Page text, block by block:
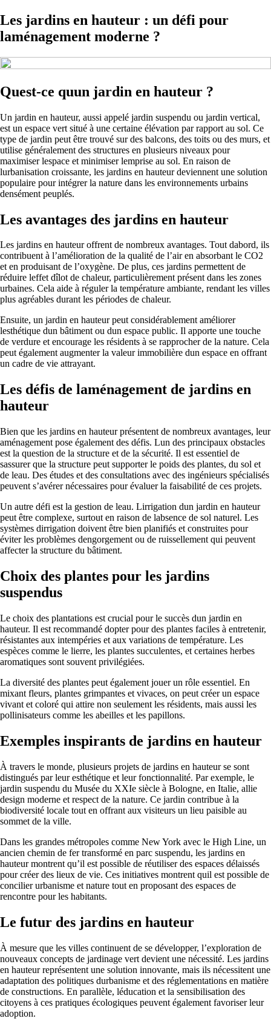
Les jardins en hauteur : un défi pour
laménagement moderne ?
Quest-ce quun jardin en hauteur ?
Un jardin en hauteur, aussi appelé jardin suspendu ou jardin vertical,
est un espace vert situé à une certaine élévation par rapport au sol. Ce
type de jardin peut être trouvé sur des balcons, des toits ou des murs, et
utilise généralement des structures en plusieurs niveaux pour
maximiser lespace et minimiser lemprise au sol. En raison de
lurbanisation croissante, les jardins en hauteur deviennent une solution
populaire pour intégrer la nature dans les environnements urbains
densément peuplés.
Les avantages des jardins en hauteur
Les jardins en hauteur offrent de nombreux avantages. Tout dabord, ils
contribuent à l’amélioration de la qualité de l’air en absorbant le CO2
et en produisant de l’oxygène. De plus, ces jardins permettent de
réduire leffet dîlot de chaleur, particulièrement présent dans les zones
urbaines. Cela aide à réguler la température ambiante, rendant les villes
plus agréables durant les périodes de chaleur.
Ensuite, un jardin en hauteur peut considérablement améliorer
lesthétique dun bâtiment ou dun espace public. Il apporte une touche
de verdure et encourage les résidents à se rapprocher de la nature. Cela
peut également augmenter la valeur immobilière dun espace en offrant
un cadre de vie attrayant.
Les défis de laménagement de jardins en
hauteur
Bien que les jardins en hauteur présentent de nombreux avantages, leur
aménagement pose également des défis. Lun des principaux obstacles
est la question de la structure et de la sécurité. Il est essentiel de
sassurer que la structure peut supporter le poids des plantes, du sol et
de leau. Des études et des consultations avec des ingénieurs spécialisés
peuvent s’avérer nécessaires pour évaluer la faisabilité de ces projets.
Un autre défi est la gestion de leau. Lirrigation dun jardin en hauteur
peut être complexe, surtout en raison de labsence de sol naturel. Les
systèmes dirrigation doivent être bien planifiés et construites pour
éviter les problèmes dengorgement ou de ruissellement qui peuvent
affecter la structure du bâtiment.
Choix des plantes pour les jardins
suspendus
Le choix des plantations est crucial pour le succès dun jardin en
hauteur. Il est recommandé dopter pour des plantes faciles à entretenir,
résistantes aux intempéries et aux variations de température. Les
espèces comme le lierre, les plantes succulentes, et certaines herbes
aromatiques sont souvent privilégiées.
La diversité des plantes peut également jouer un rôle essentiel. En
mixant fleurs, plantes grimpantes et vivaces, on peut créer un espace
vivant et coloré qui attire non seulement les résidents, mais aussi les
pollinisateurs comme les abeilles et les papillons.
Exemples inspirants de jardins en hauteur
À travers le monde, plusieurs projets de jardins en hauteur se sont
distingués par leur esthétique et leur fonctionnalité. Par exemple, le
jardin suspendu du Musée du XXIe siècle à Bologne, en Italie, allie
design moderne et respect de la nature. Ce jardin contribue à la
biodiversité locale tout en offrant aux visiteurs un lieu paisible au
sommet de la ville.
Dans les grandes métropoles comme New York avec le High Line, un
ancien chemin de fer transformé en parc suspendu, les jardins en
hauteur montrent qu’il est possible de réutiliser des espaces délaissés
pour créer des lieux de vie. Ces initiatives montrent quil est possible de
concilier urbanisme et nature tout en proposant des espaces de
rencontre pour les habitants.
Le futur des jardins en hauteur
À mesure que les villes continuent de se développer, l’exploration de
nouveaux concepts de jardinage vert devient une nécessité. Les jardins
en hauteur représentent une solution innovante, mais ils nécessitent une
adaptation des politiques durbanisme et des réglementations en matière
de constructions. En parallèle, léducation et la sensibilisation des
citoyens à ces pratiques écologiques peuvent également favoriser leur
adoption.